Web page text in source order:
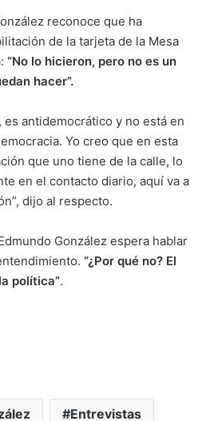
reconoce que ha
de la tarjeta de la Mesa
“No lo hicieron, pero no es un
hacer”.
es antidemocrático y no está en
Yo creo que en esta
que uno tiene de la calle, lo
en el contacto diario, aquí va a
dijo al respecto.
González espera hablar
“¿Por qué no? El
política”.
Entrevistas